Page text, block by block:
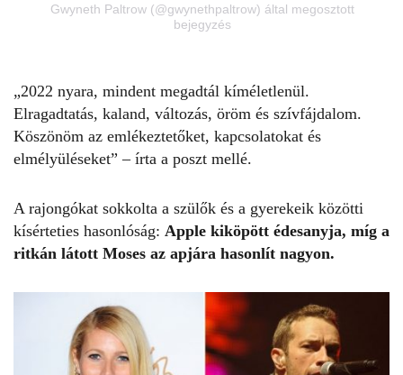
Gwyneth Paltrow (@gwynethpaltrow) által megosztott
bejegyzés
„2022 nyara, mindent megadtál kíméletlenül.
Elragadtatás, kaland, változás, öröm és szívfájdalom.
Köszönöm az emlékeztetőket, kapcsolatokat és
elmélyüléseket” – írta a poszt mellé.
A rajongókat sokkolta a szülők és a gyerekeik közötti
kísérteties hasonlóság: Apple kiköpött édesanyja, míg a
ritkán látott Moses az apjára hasonlít nagyon.